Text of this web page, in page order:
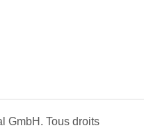
GmbH. Tous droits